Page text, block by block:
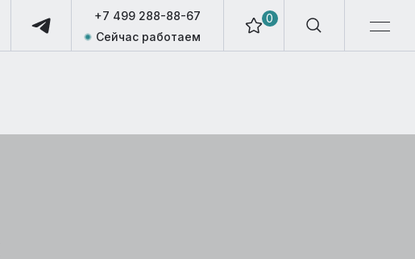
0
+7 499 288-88-67
Сейчас работаем